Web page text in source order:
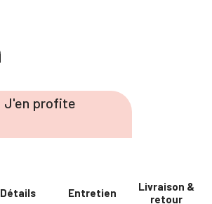
J'en profite
Détails Entretien
Livraison &
retour